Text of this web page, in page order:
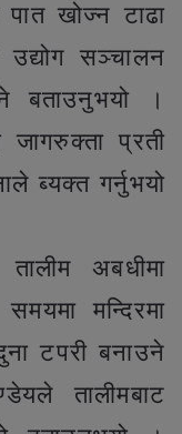
खोज्न टाढा
सञ्चालन
बताउनुभयो ।
प्रती
ब्यक्त गर्नुभयो
अबधीमा
मन्दिरमा
टपरी बनाउने
तालीमबाट